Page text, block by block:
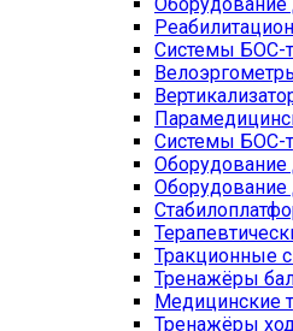
Системы БОС-
Системы БОС-
Оборудование
Оборудование
Тракционные
Тренажёры
Медицинские
Тренажёры